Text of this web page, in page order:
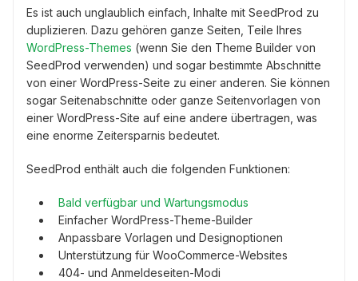
Es ist auch unglaublich einfach, Inhalte mit SeedProd zu
duplizieren. Dazu gehören ganze Seiten, Teile Ihres
WordPress-Themes (wenn Sie den Theme Builder von
SeedProd verwenden) und sogar bestimmte Abschnitte
von einer WordPress-Seite zu einer anderen. Sie können
sogar Seitenabschnitte oder ganze Seitenvorlagen von
einer WordPress-Site auf eine andere übertragen, was
eine enorme Zeitersparnis bedeutet.
SeedProd enthält auch die folgenden Funktionen:
Bald verfügbar und Wartungsmodus
Einfacher WordPress-Theme-Builder
Anpassbare Vorlagen und Designoptionen
Unterstützung für WooCommerce-Websites
404- und Anmeldeseiten-Modi